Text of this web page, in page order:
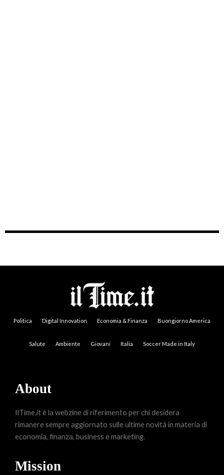
Politica Digital Innovation Economia & Finanza Buongiorno America
Salute Ambiente Giovani Italia Soccer Made in Italy
About
IlTime.it è la webzine di riferimento per chi desidera
rimanere sempre aggiornato sulle ultime novità in materia di
economia, finanza, business e marketing.
Mission